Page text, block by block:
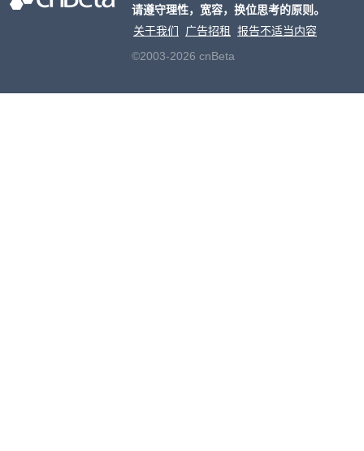
请遵守理性，宽容，换位思考的原则。
关于我们
广告招租
报告不适当内容
©2003-2026 cnBeta